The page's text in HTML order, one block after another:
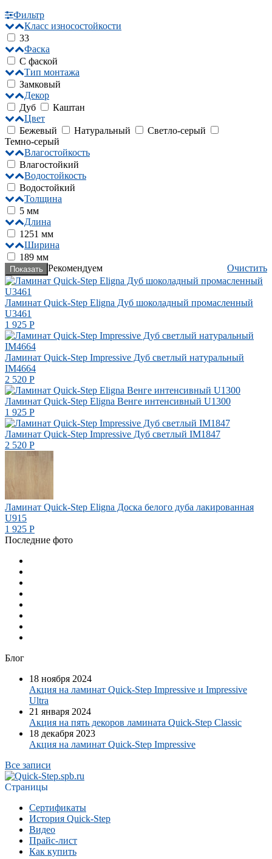
Фильтр
Класс износостойкости
33
Фаска
С фаской
Тип монтажа
Замковый
Декор
Дуб
Каштан
Цвет
Бежевый
Натуральный
Светло-серый
Темно-серый
Влагостойкость
Влагостойкий
Водостойкость
Водостойкий
Толщина
5 мм
Длина
1251 мм
Ширина
189 мм
Очистить
Рекомендуем
Ламинат Quick-Step Eligna Дуб шоколадный промасленный
U3461
1 925 Р
Ламинат Quick-Step Impressive Дуб светлый натуральный
IM4664
2 520 Р
Ламинат Quick-Step Eligna Венге интенсивный U1300
1 925 Р
Ламинат Quick-Step Impressive Дуб светлый IM1847
2 520 Р
Ламинат Quick-Step Eligna Доска белого дуба лакированная
U915
1 925 Р
Последние фото
Блог
18 ноября 2024
Акция на ламинат Quick-Step Impressive и Impressive
Ultra
21 января 2024
Акция на пять декоров ламината Quick-Step​ Classic
18 декабря 2023
Акция на ламинат Quick-Step Impressive
Все записи
Страницы
Сертификаты
История Quick-Step
Видео
Прайс-лист
Как купить